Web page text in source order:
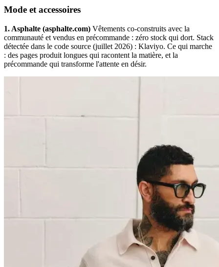
Mode et accessoires
1. Asphalte (asphalte.com) Vêtements co-construits avec la
communauté et vendus en précommande : zéro stock qui dort. Stack
détectée dans le code source (juillet 2026) : Klaviyo. Ce qui marche
: des pages produit longues qui racontent la matière, et la
précommande qui transforme l'attente en désir.